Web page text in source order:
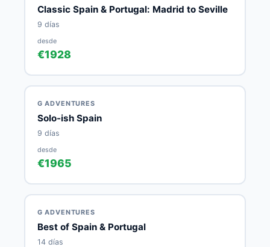
Classic Spain & Portugal: Madrid to Seville
9 días
desde
€1928
G ADVENTURES
Solo-ish Spain
9 días
desde
€1965
G ADVENTURES
Best of Spain & Portugal
14 días